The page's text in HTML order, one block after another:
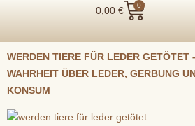
0,00€ 0
WERDEN TIERE FÜR LEDER GETÖTET
WAHRHEIT ÜBER LEDER, GERBUNG
KONSUM